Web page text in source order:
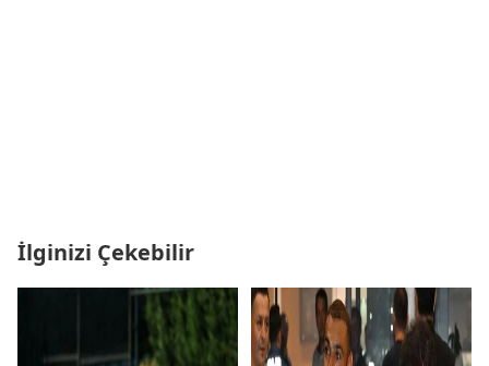
İlginizi Çekebilir